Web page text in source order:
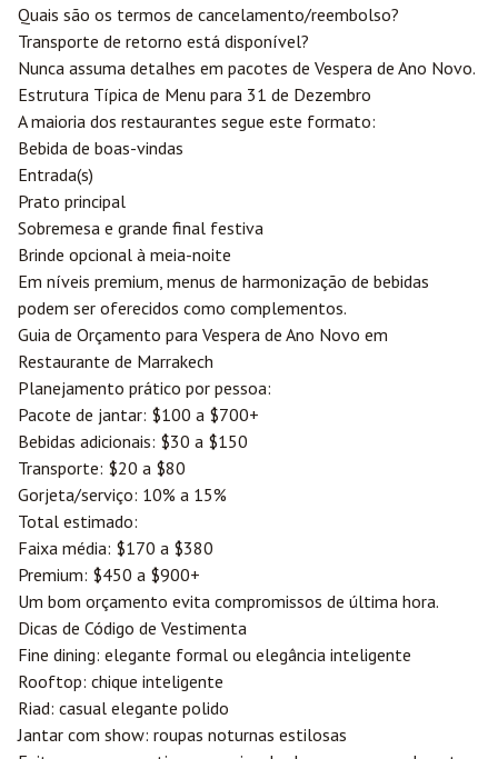
Quais são os termos de cancelamento/reembolso?
Transporte de retorno está disponível?
Nunca assuma detalhes em pacotes de Vespera de Ano Novo.
Estrutura Típica de Menu para 31 de Dezembro
A maioria dos restaurantes segue este formato:
Bebida de boas-vindas
Entrada(s)
Prato principal
Sobremesa e grande final festiva
Brinde opcional à meia-noite
Em níveis premium, menus de harmonização de bebidas
podem ser oferecidos como complementos.
Guia de Orçamento para Vespera de Ano Novo em
Restaurante de Marrakech
Planejamento prático por pessoa:
Pacote de jantar: $100 a $700+
Bebidas adicionais: $30 a $150
Transporte: $20 a $80
Gorjeta/serviço: 10% a 15%
Total estimado:
Faixa média: $170 a $380
Premium: $450 a $900+
Um bom orçamento evita compromissos de última hora.
Dicas de Código de Vestimenta
Fine dining: elegante formal ou elegância inteligente
Rooftop: chique inteligente
Riad: casual elegante polido
Jantar com show: roupas noturnas estilosas